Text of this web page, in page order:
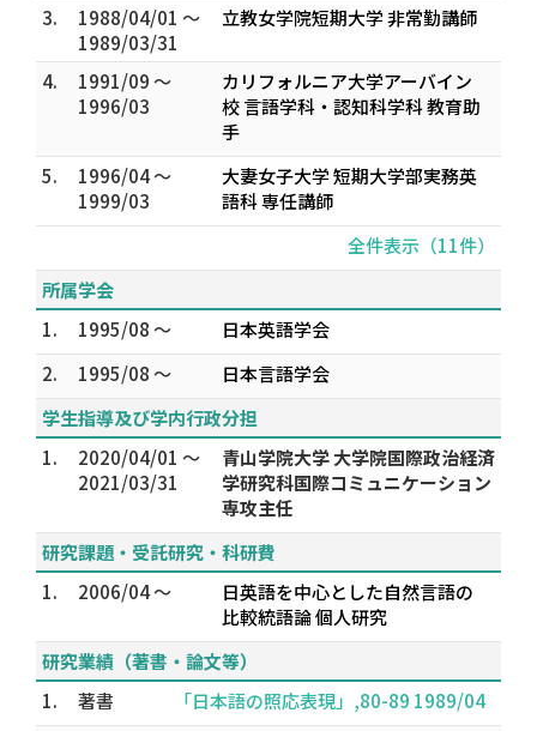
3.
1988/04/01 ～
1989/03/31
立教女学院短期大学 非常勤講師
4.
1991/09 ～
1996/03
カリフォルニア大学アーバイン
校 言語学科・認知科学科 教育助
手
5.
1996/04 ～
1999/03
大妻女子大学 短期大学部実務英
語科 専任講師
全件表示（11件）
所属学会
1.
1995/08 ～
日本英語学会
2.
1995/08 ～
日本言語学会
学生指導及び学内行政分担
1.
2020/04/01 ～
2021/03/31
青山学院大学 大学院国際政治経済
学研究科国際コミュニケーション
専攻主任
研究課題・受託研究・科研費
1.
2006/04 ～
日英語を中心とした自然言語の
比較統語論 個人研究
研究業績（著書・論文等）
1.
著書
「日本語の照応表現」,80-89 1989/04